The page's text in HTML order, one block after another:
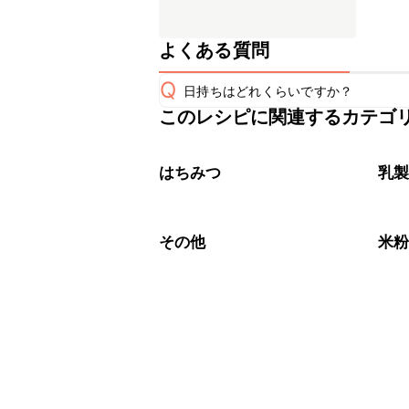
よくある質問
Q 日持ちはどれくらいですか？
保存期間は常温で2~3日が目安です
※日持ちは目安です。
このレシピに関連するカテゴ
はちみつ 乳
その他 米粉